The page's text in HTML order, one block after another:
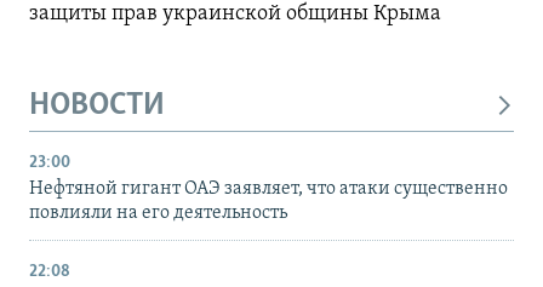
защиты прав украинской общины Крыма
НОВОСТИ
23:00
Нефтяной гигант ОАЭ заявляет, что атаки существенно
повлияли на его деятельность
22:08